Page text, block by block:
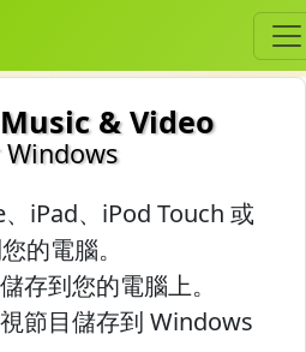
& Video
iPad、iPod Touch 或
的電腦。
存到您的電腦上。
節目儲存到 Windows